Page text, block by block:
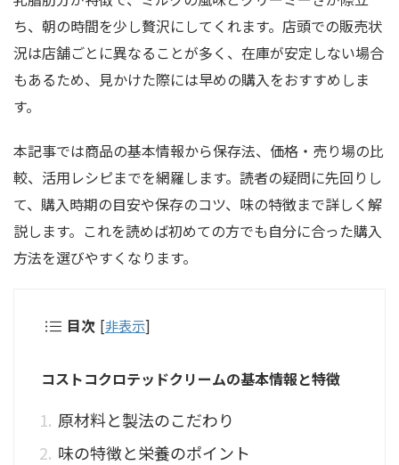
ち、朝の時間を少し贅沢にしてくれます。店頭での販売状
況は店舗ごとに異なることが多く、在庫が安定しない場合
もあるため、見かけた際には早めの購入をおすすめしま
す。
本記事では商品の基本情報から保存法、価格・売り場の比
較、活用レシピまでを網羅します。読者の疑問に先回りし
て、購入時期の目安や保存のコツ、味の特徴まで詳しく解
説します。これを読めば初めての方でも自分に合った購入
方法を選びやすくなります。
目次 [非表示]
コストコクロテッドクリームの基本情報と特徴
原材料と製法のこだわり
味の特徴と栄養のポイント